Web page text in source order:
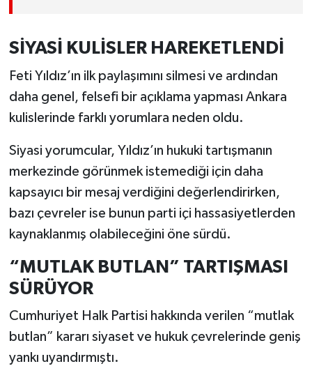
SİYASİ KULİSLER HAREKETLENDİ
Feti Yıldız’ın ilk paylaşımını silmesi ve ardından
daha genel, felsefi bir açıklama yapması Ankara
kulislerinde farklı yorumlara neden oldu.
Siyasi yorumcular, Yıldız’ın hukuki tartışmanın
merkezinde görünmek istemediği için daha
kapsayıcı bir mesaj verdiğini değerlendirirken,
bazı çevreler ise bunun parti içi hassasiyetlerden
kaynaklanmış olabileceğini öne sürdü.
“MUTLAK BUTLAN” TARTIŞMASI
SÜRÜYOR
Cumhuriyet Halk Partisi hakkında verilen “mutlak
butlan” kararı siyaset ve hukuk çevrelerinde geniş
yankı uyandırmıştı.